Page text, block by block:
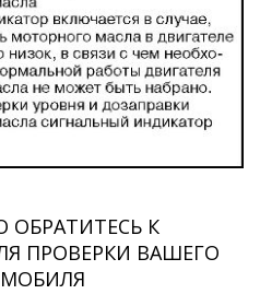
ОБРАТИТЕСЬ К
ПРОВЕРКИ ВАШЕГО